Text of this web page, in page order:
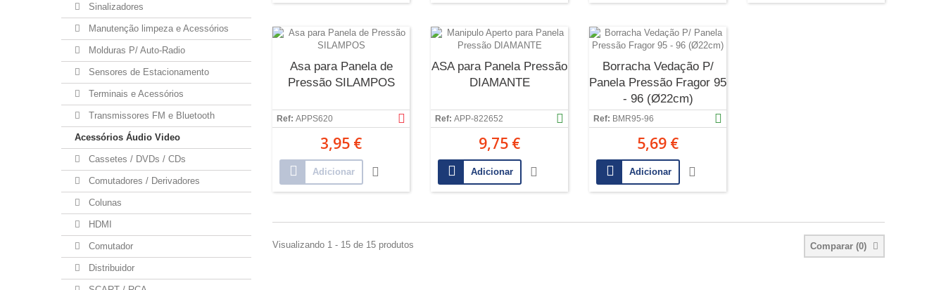
Sinalizadores
Manutenção limpeza e Acessórios
Molduras P/ Auto-Radio
Sensores de Estacionamento
Terminais e Acessórios
Transmissores FM e Bluetooth
Acessórios Áudio Video
Cassetes / DVDs / CDs
Comutadores / Derivadores
Colunas
HDMI
Comutador
Distribuidor
Asa para Panela de
Pressão SILAMPOS
Ref: APPS620
3,95 €
Adicionar
ASA para Panela Pressão
DIAMANTE
Ref: APP-822652
9,75 €
Adicionar
Borracha Vedação P/
Panela Pressão Fragor 95
- 96 (Ø22cm)
Ref: BMR95-96
5,69 €
Adicionar
Comparar (0)
Visualizando 1 - 15 de 15 produtos